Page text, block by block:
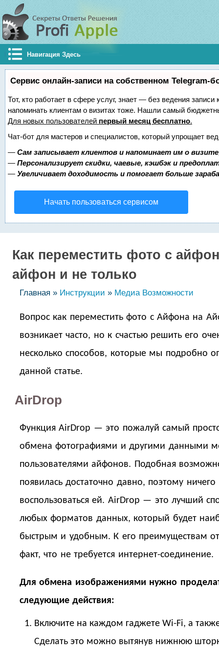
Навигация Здесь
Сервис онлайн-записи на собственном Telegram-
Тот, кто работает в сфере услуг, знает — без ведения
напоминать клиентам о визитах тоже. Нашли самый
Для новых пользователей первый месяц бесплатно.
Чат-бот для мастеров и специалистов, который упрощает
— Сам записывает клиентов и напоминает им о
— Персонализирует скидки, чаевые, кэшбэк и
— Увеличивает доходимость и помогает больше
Начать пользоваться сервисом
Как переместить фото с
айфон и не только
Главная » Инструкции » Медиа Возможности
Вопрос как переместить фото с Айфона на
возникает часто, но к счастью решить его
несколько способов, которые мы подробно
данной статье.
AirDrop
Функция AirDrop — это пожалуй самый
обмена фотографиями и другими данными
пользователями айфонов. Подобная
появилась достаточно давно, поэтому
воспользоваться ей. AirDrop — это лучший
любых форматов данных, который будет
быстрым и удобным. К его преимуществам
факт, что не требуется интернет-соединение.
Для обмена изображениями нужно
следующие действия:
Включите на каждом гаджете Wi-Fi, а
Сделать это можно вытянув нижнюю